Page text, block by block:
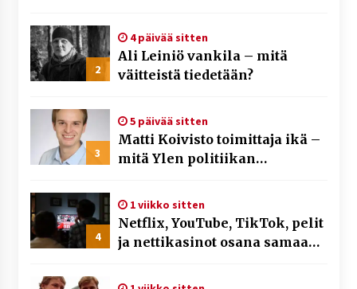
2
4 päivää sitten
Ali Leiniö vankila – mitä
väitteistä tiedetään?
3
5 päivää sitten
Matti Koivisto toimittaja ikä –
mitä Ylen politiikan
4
1 viikko sitten
Netflix, YouTube, TikTok, pelit
ja nettikasinot osana samaa